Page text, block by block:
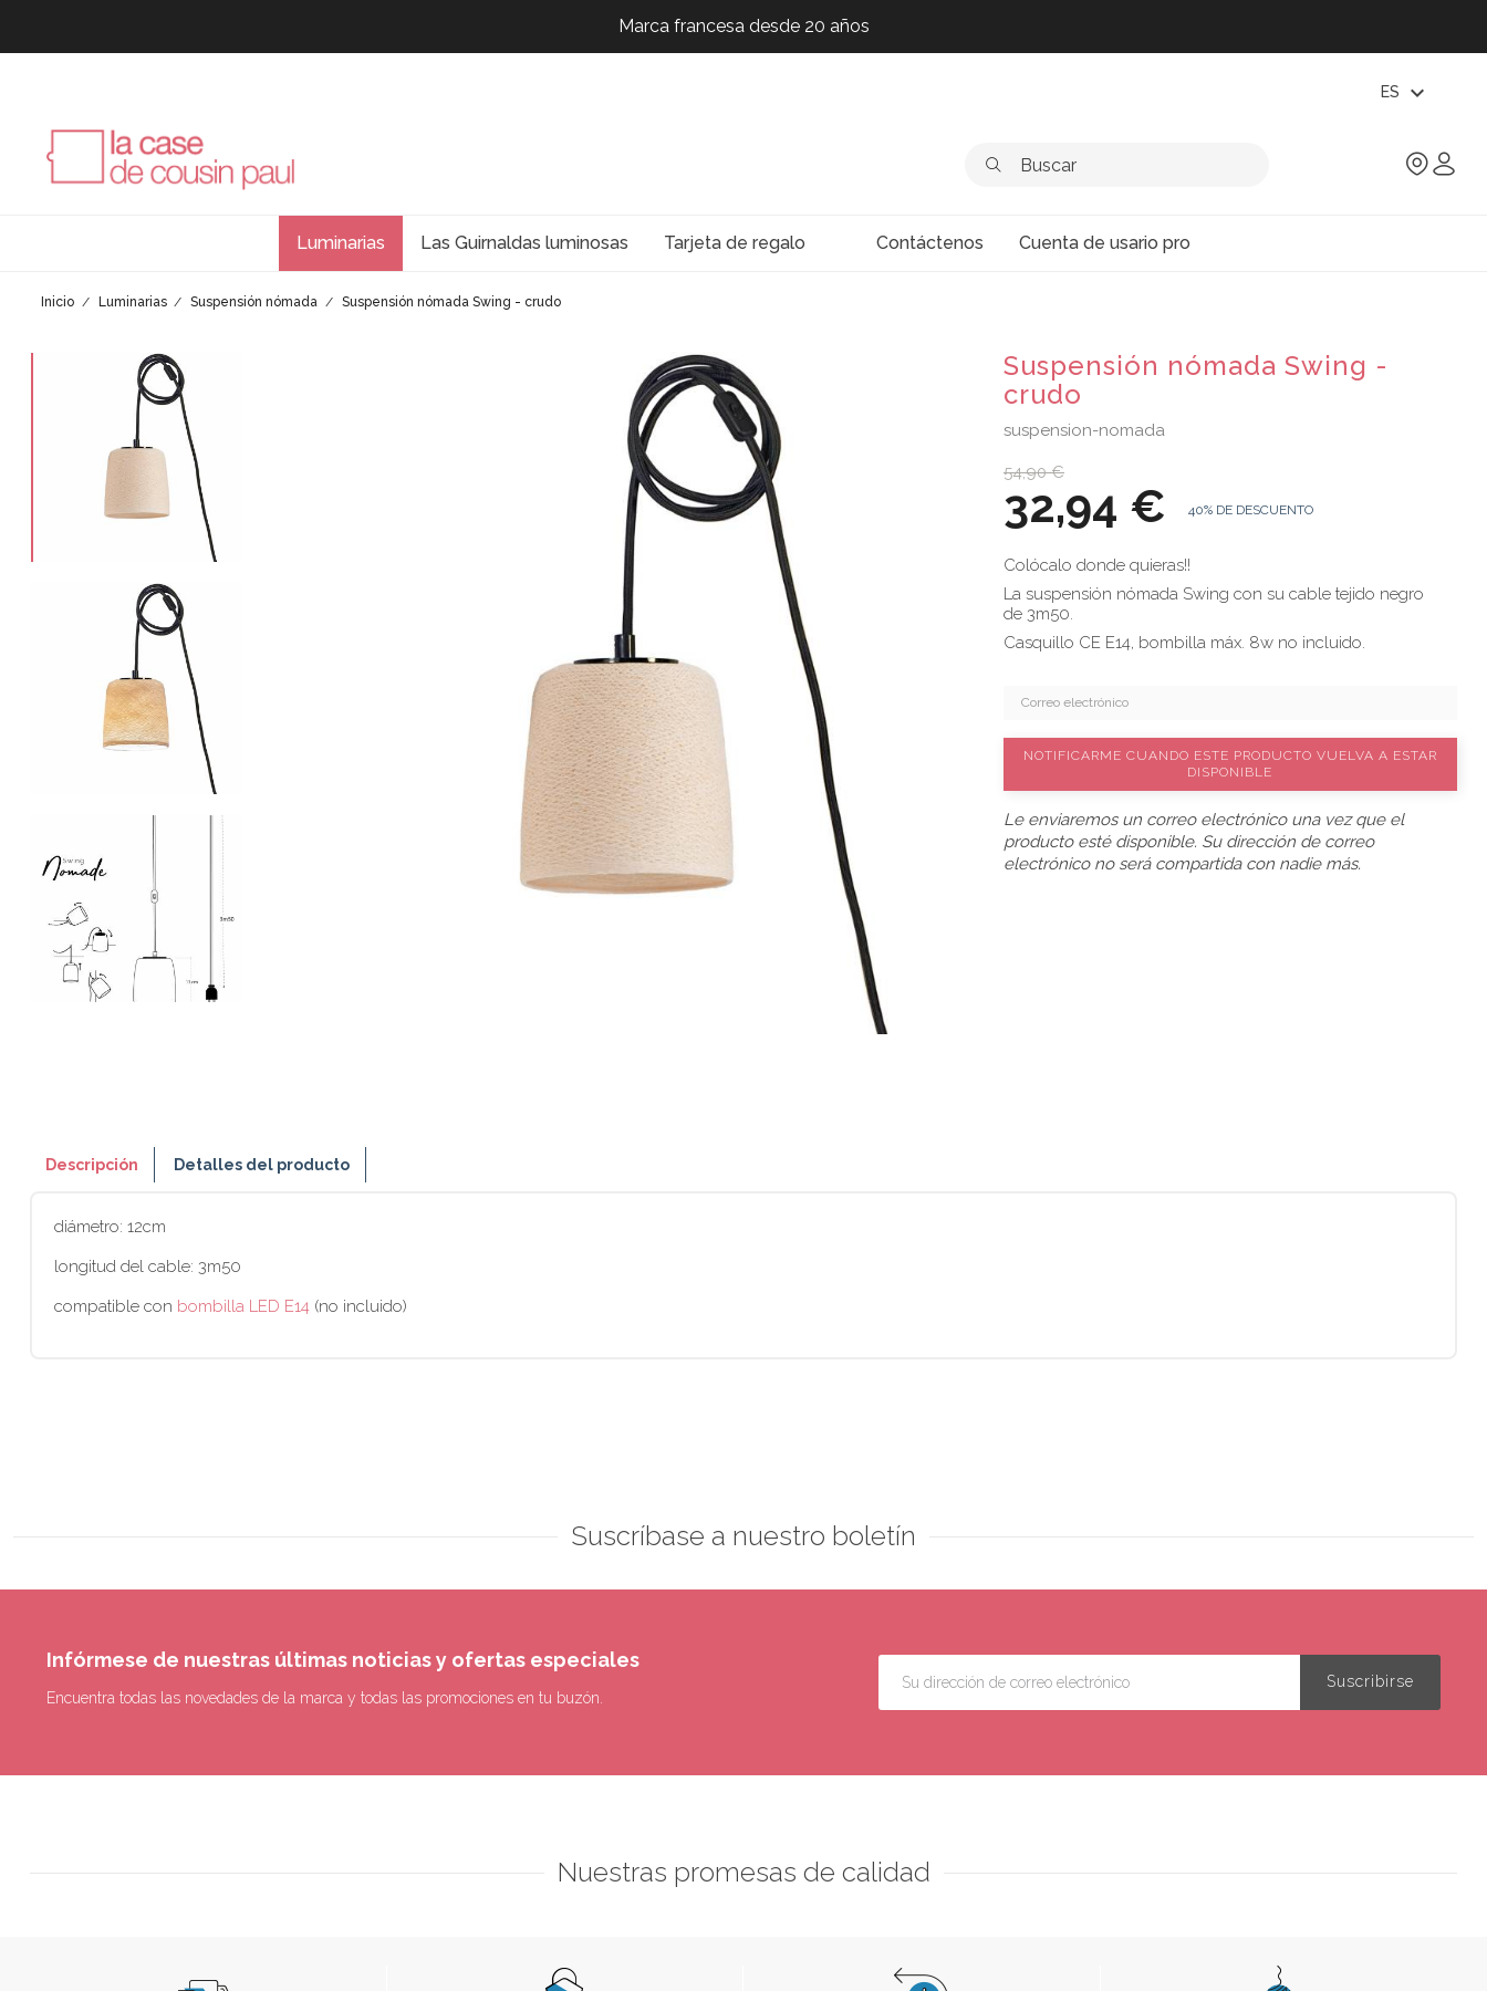
Marca francesa desde 20 años
Marca francesa desde 20 años
ES expand_more
Luminarias Las Guirnaldas luminosas Tarjeta de regalo Contáctenos Cuenta de usario pro
Inicio Luminarias Suspensión nómada Suspensión nómada Swing - crudo
Suspensión nómada Swing -
crudo
suspension-nomada
54,90 €
32,94 € 40% DE DESCUENTO
Colócalo donde quieras!!
La suspensión nómada Swing con su cable tejido negro
de 3m50.
Casquillo CE E14, bombilla máx. 8w no incluido.
NOTIFICARME CUANDO ESTE PRODUCTO VUELVA A ESTAR
DISPONIBLE
Le enviaremos un correo electrónico una vez que el
producto esté disponible. Su dirección de correo
electrónico no será compartida con nadie más.
Descripción Detalles del producto
diámetro: 12cm
longitud del cable: 3m50
compatible con bombilla LED E14 (no incluido)
Suscríbase a nuestro boletín
Infórmese de nuestras últimas noticias y ofertas especiales
Encuentra todas las novedades de la marca y todas las promociones en tu buzón.
Nuestras promesas de calidad